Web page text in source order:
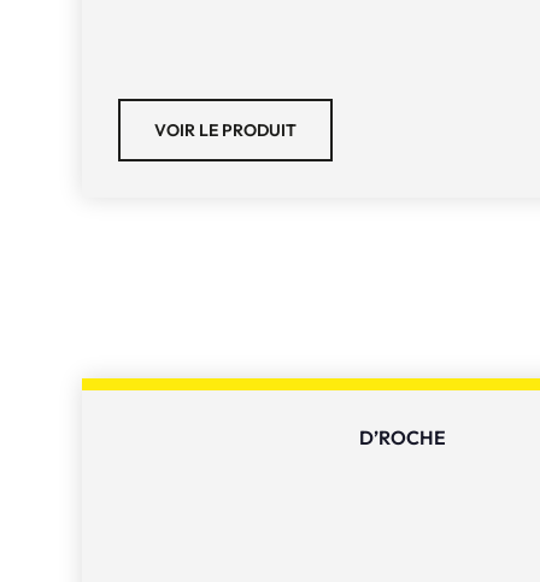
VOIR LE PRODUIT
D’ROCHE